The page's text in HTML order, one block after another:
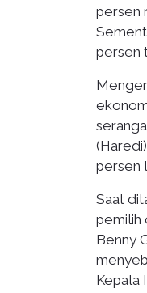
persen
persen
persen
Saat
pemilih
Benny
Kepala